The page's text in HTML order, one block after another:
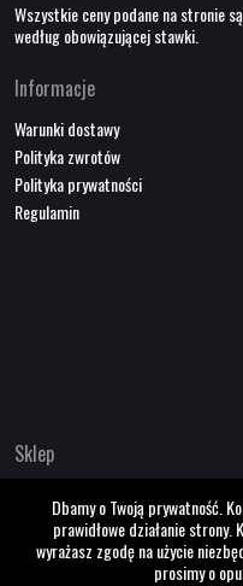
Wszystkie ceny podane na stronie
według obowiązującej stawki.
Informacje
Warunki dostawy
Polityka zwrotów
Polityka prywatności
Regulamin
Sklep
Współpraca B2B
Kontakty
Dbamy o Twoją prywatność.
prawidłowe działanie strony.
wyrażasz zgodę na użycie
prosimy o